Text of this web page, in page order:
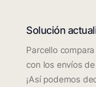
Solución
Parcello
con los envíos
¡Así podemos